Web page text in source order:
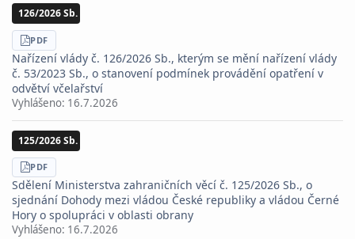
126/2026 Sb.
STÁHNOUT
PDF
Nařízení vlády č. 126/2026 Sb., kterým se mění nařízení vlády
č. 53/2023 Sb., o stanovení podmínek provádění opatření v
odvětví včelařství
Vyhlášeno: 16.7.2026
125/2026 Sb.
STÁHNOUT
PDF
Sdělení Ministerstva zahraničních věcí č. 125/2026 Sb., o
sjednání Dohody mezi vládou České republiky a vládou Černé
Hory o spolupráci v oblasti obrany
Vyhlášeno: 16.7.2026